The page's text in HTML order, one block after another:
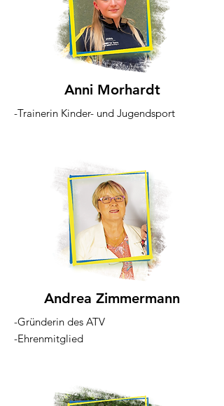
Anni Morhardt
-Trainerin Kinder- und Jugendsport
Andrea Zimmermann
-Gründerin des ATV
-Ehrenmitglied